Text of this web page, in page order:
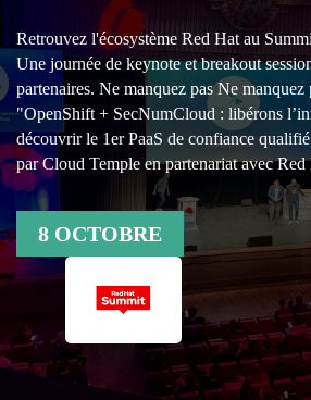
Retrouvez l'écosystème Red Hat au
Une journée de keynote et breakout
partenaires. Ne manquez pas Ne manquez
"OpenShift + SecNumCloud : libérons
découvrir le 1er PaaS de confiance
par Cloud Temple en partenariat avec
8 OCTOBRE